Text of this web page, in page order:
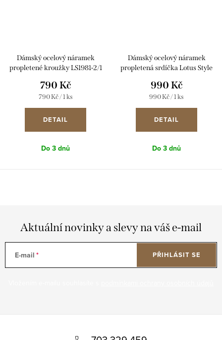
Dámský ocelový náramek
propletené kroužky LS1981-2/1
790 Kč
Měrná
790 Kč / 1 ks
DETAIL
Do 3 dnů
Dámský ocelový náramek
propletená srdíčka Lotus Style
990 Kč
Měrná
990 Kč / 1 ks
DETAIL
Do 3 dnů
Aktuální novinky a slevy na váš e-mail
E-mail PŘIHLÁSIT SE